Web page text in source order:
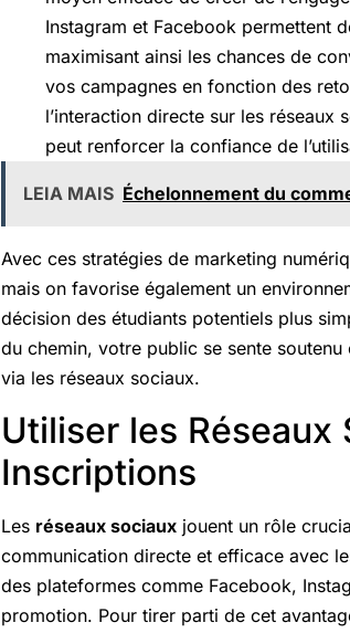
Instagram et Facebook permettent
maximisant ainsi les chances de
vos campagnes en fonction des
l’interaction directe sur les
peut renforcer la confiance de
LEIA MAIS Échelonnement du
Avec ces stratégies de marketing
mais on favorise également un
décision des étudiants potentiels plus
du chemin, votre public se sente
via les réseaux sociaux.
Utiliser les
Inscriptions
Les réseaux sociaux jouent un rôle
communication directe et efficace avec
des plateformes comme Facebook,
promotion. Pour tirer parti de cet